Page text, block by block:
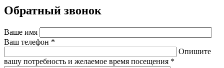
Обратный звонок
Ваше имя
Ваш телефон *
Опишите
вашу потребность и желаемое время посещения *